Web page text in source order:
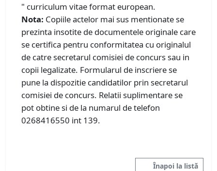
" curriculum vitae format european.
Nota: Copiile actelor mai sus mentionate se
prezinta insotite de documentele originale care
se certifica pentru conformitatea cu originalul
de catre secretarul comisiei de concurs sau in
copii legalizate. Formularul de inscriere se
pune la dispozitie candidatilor prin secretarul
comisiei de concurs. Relatii suplimentare se
pot obtine si de la numarul de telefon
0268416550 int 139.
Înapoi la listă